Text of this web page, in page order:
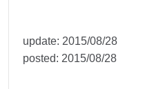
update: 2015/08/28
posted: 2015/08/28